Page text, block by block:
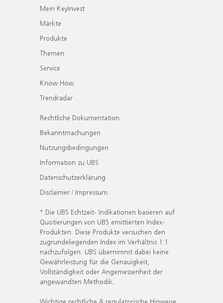
Mein KeyInvest
Märkte
Produkte
Themen
Service
Know How
Trendradar
Rechtliche Dokumentation
Bekanntmachungen
Nutzungsbedingungen
Information zu UBS
Datenschutzerklärung
Disclaimer / Impressum
* Die UBS Echtzeit- Indikationen basieren auf
Quotierungen von UBS emittierten Index-
Produkten. Diese Produkte versuchen den
zugrundeliegenden Index im Verhältnis 1:1
nachzufolgen. UBS übernimmt dabei keine
Gewährleistung für die Genauigkeit,
Vollständigkeit oder Angemessenheit der
angewandten Methodik.